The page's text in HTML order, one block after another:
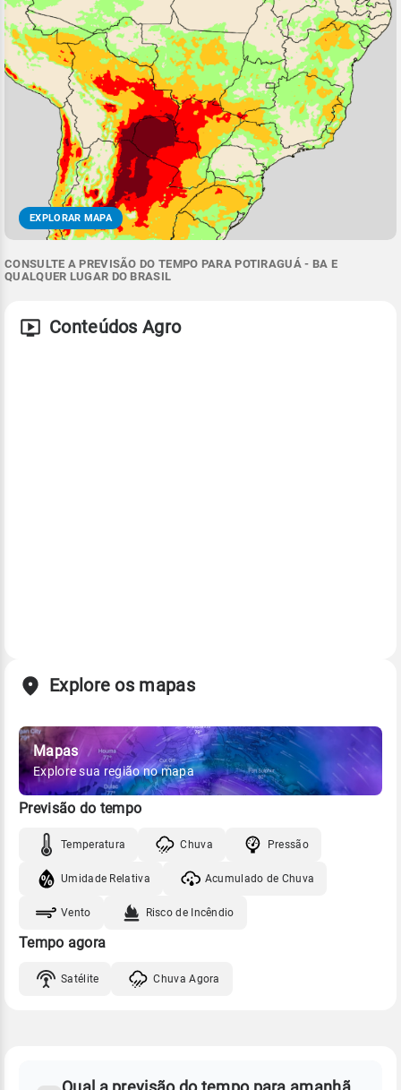
EXPLORAR MAPA
CONSULTE A PREVISÃO DO TEMPO PARA POTIRAGUÁ - BA E
QUALQUER LUGAR DO BRASIL
Conteúdos Agro
Explore os mapas
Mapas
Explore sua região no mapa
Previsão do tempo
Temperatura Chuva Pressão
Umidade Relativa Acumulado de Chuva
Vento Risco de Incêndio
Tempo agora
Satélite Chuva Agora